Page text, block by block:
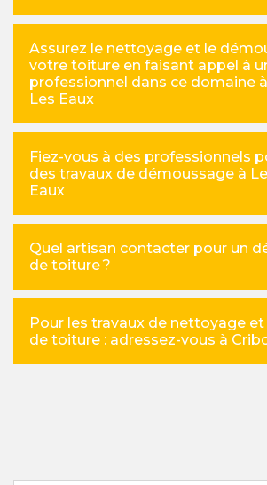
Assurez le nettoyage et le
votre toiture en faisant appel à
professionnel dans ce domaine
Les Eaux
Fiez-vous à des professionnels
des travaux de démoussage à
Eaux
Quel artisan contacter pour un
de toiture ?
Pour les travaux de nettoyage
de toiture : adressez-vous à